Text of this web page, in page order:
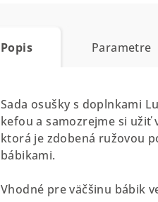
Popis Parametre
Sada osušky s doplnkami
kefou a samozrejme si užiť
ktorá je zdobená ružovou
bábikami.
Vhodné pre väčšinu bábik